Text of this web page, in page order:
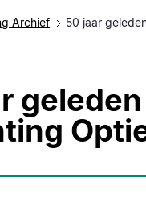
Archief 50 jaar